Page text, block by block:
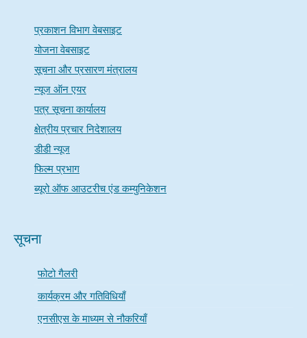
प्रकाशन विभाग वेबसाइट
योजना वेबसाइट
सूचना और प्रसारण मंत्रालय
न्यूज ऑन एयर
पत्र सूचना कार्यालय
क्षेत्रीय प्रचार निदेशालय
डीडी न्यूज
फिल्म प्रभाग
ब्यूरो ऑफ आउटरीच एंड कम्युनिकेशन
सूचना
फोटो गैलरी
कार्यक्रम और गतिविधियाँ
एनसीएस के माध्यम से नौकरियाँ